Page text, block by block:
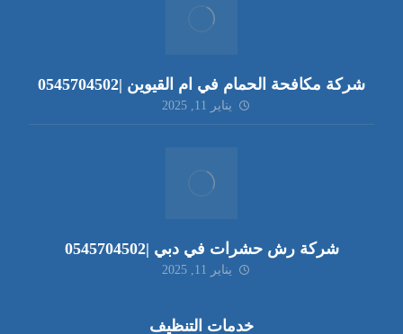
شركة مكافحة الحمام في ام القيوين |0545704502
يناير 11, 2025
شركة رش حشرات في دبي |0545704502
يناير 11, 2025
خدمات التنظيف